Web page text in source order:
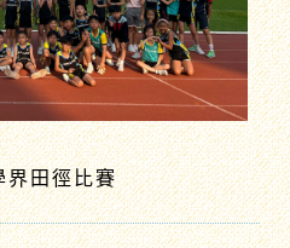
界田徑比賽